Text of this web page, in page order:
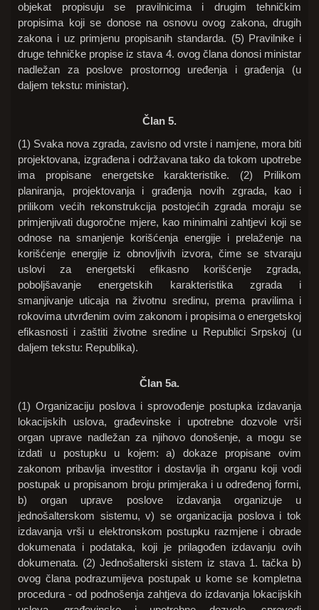
objekat propisuju se pravilnicima i drugim tehničkim
propisima koji se donose na osnovu ovog zakona, drugih
zakona i uz primjenu propisanih standarda. (5) Pravilnike i
druge tehničke propise iz stava 4. ovog člana donosi ministar
nadležan za poslove prostornog uređenja i građenja (u
daljem tekstu: ministar).
Član 5.
(1) Svaka nova zgrada, zavisno od vrste i namjene, mora biti
projektovana, izgrađena i održavana tako da tokom upotrebe
ima propisane energetske karakteristike. (2) Prilikom
planiranja, projektovanja i građenja novih zgrada, kao i
prilikom većih rekonstrukcija postojećih zgrada moraju se
primjenjivati dugoročne mjere, kao minimalni zahtjevi koji se
odnose na smanjenje korišćenja energije i prelaženje na
korišćenje energije iz obnovljivih izvora, čime se stvaraju
uslovi za energetski efikasno korišćenje zgrada,
poboljšavanje energetskih karakteristika zgrada i
smanjivanje uticaja na životnu sredinu, prema pravilima i
rokovima utvrđenim ovim zakonom i propisima o energetskoj
efikasnosti i zaštiti životne sredine u Republici Srpskoj (u
daljem tekstu: Republika).
Član 5a.
(1) Organizaciju poslova i sprovođenje postupka izdavanja
lokacijskih uslova, građevinske i upotrebne dozvole vrši
organ uprave nadležan za njihovo donošenje, a mogu se
izdati u postupku u kojem: a) dokaze propisane ovim
zakonom pribavlja investitor i dostavlja ih organu koji vodi
postupak u propisanom broju primjeraka i u određenoj formi,
b) organ uprave poslove izdavanja organizuje u
jednošalterskom sistemu, v) se organizacija poslova i tok
izdavanja vrši u elektronskom postupku razmjene i obrade
dokumenata i podataka, koji je prilagođen izdavanju ovih
dokumenata. (2) Jednošalterski sistem iz stava 1. tačka b)
ovog člana podrazumijeva postupak u kome se kompletna
procedura - od podnošenja zahtjeva do izdavanja lokacijskih